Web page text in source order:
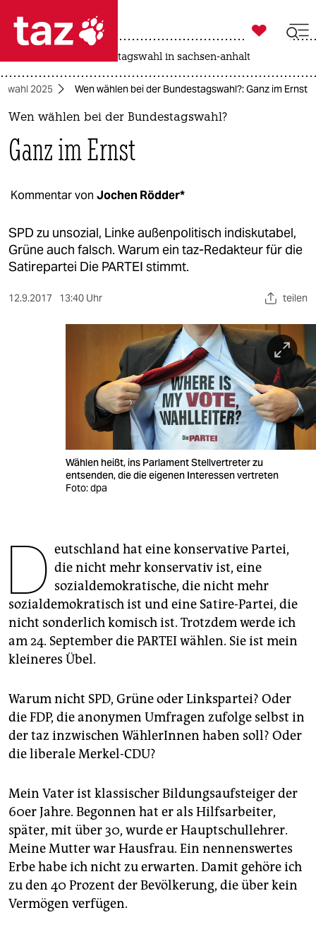
 taz zahl ich
taz zahl ich
politik
öko
gesellschaft
kultur
veranstaltungen
unterstützen
genossenschaft
epaper login

taz zahl ich
landtagswahl in sachsen-anhalt
2025 Wen wählen bei der Bundestagswahl?: Ganz im Ernst
Wen wählen bei der Bundestagswahl?
Ganz im Ernst
Kommentar von Jochen Rödder*
SPD zu unsozial, Linke außenpolitisch indiskutabel,
Grüne auch falsch. Warum ein taz-Redakteur für die
Satirepartei Die PARTEI stimmt.
12.9.2017 13:40 Uhr teilen
Wählen heißt, ins Parlament Stellvertreter zu
entsenden, die die eigenen Interessen vertreten
Foto: dpa
D eutschland hat eine konservative Partei,
die nicht mehr konservativ ist, eine
sozialdemokratische, die nicht mehr
sozialdemokratisch ist und eine Satire-Partei, die
nicht sonderlich komisch ist. Trotzdem werde ich
am 24. September die PARTEI wählen. Sie ist mein
kleineres Übel.
Warum nicht SPD, Grüne oder Linkspartei? Oder
die FDP, die anonymen Umfragen zufolge selbst in
der taz inzwischen WählerInnen haben soll? Oder
die liberale Merkel-CDU?
Mein Vater ist klassischer Bildungsaufsteiger der
60er Jahre. Begonnen hat er als Hilfsarbeiter,
später, mit über 30, wurde er Hauptschullehrer.
Meine Mutter war Hausfrau. Ein nennenswertes
Erbe habe ich nicht zu erwarten. Damit gehöre ich
zu den 40 Prozent der Bevölkerung, die über kein
Vermögen verfügen.